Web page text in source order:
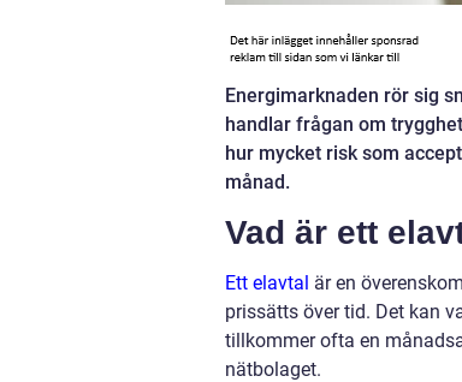
Energimarknaden rör sig
handlar frågan om
hur mycket risk som
månad.
Vad är ett
Ett elavtal är en
prissätts över tid. Det kan
tillkommer ofta en
nätbolaget.